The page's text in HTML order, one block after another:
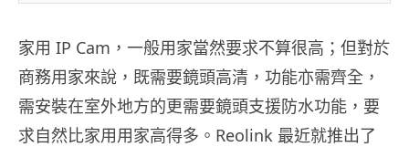
家用 IP Cam，一般用家當然要求不算很高；但對於
商務用家來說，既需要鏡頭高清，功能亦需齊全，
需安裝在室外地方的更需要鏡頭支援防水功能，要
求自然比家用用家高得多。Reolink 最近就推出了